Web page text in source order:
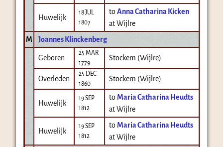
Huwelijk
18 JUL
1807
toAnna Catharina Kicken
at Wijlre
M
Joannes Klinckenberg
Geboren
25 MAR
1779
Stockem (Wijlre)
Overleden
25 DEC
1860
Stockem (Wijlre)
Huwelijk
19 SEP
1812
toMaria Catharina Heudts
at Wijlre
Huwelijk
19 SEP
1812
toMaria Catharina Heudts
at Wijlre